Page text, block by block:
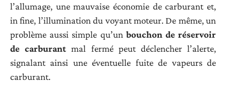
l’allumage, une mauvaise économie de carburant et,
in fine, l’illumination du voyant moteur. De même, un
problème aussi simple qu’un bouchon de réservoir
de carburant mal fermé peut déclencher l’alerte,
signalant ainsi une éventuelle fuite de vapeurs de
carburant.